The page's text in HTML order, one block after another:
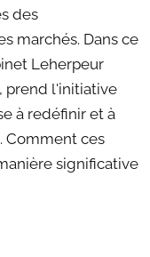
des
marchés. Dans ce
Leherpeur
prend l'initiative
à redéfinir et à
Comment ces
significative